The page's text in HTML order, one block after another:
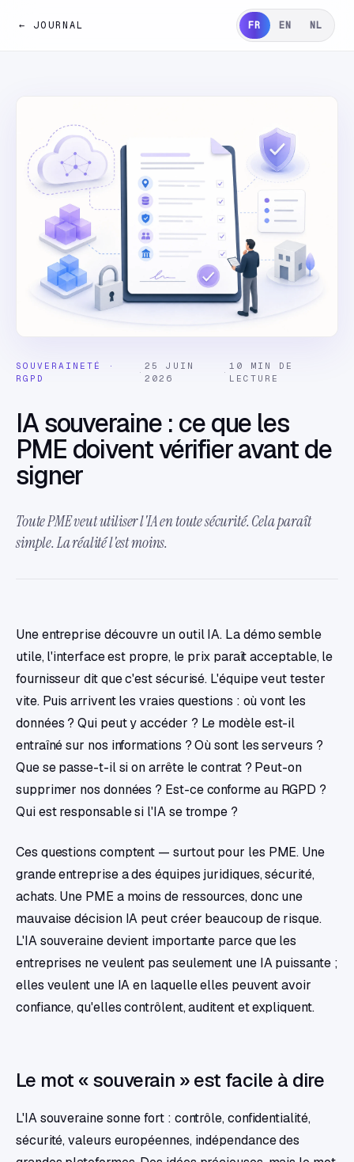
← JOURNAL FR EN NL
SOUVERAINETÉ ·
RGPD
·
25 JUIN
2026
·
10 MIN DE
LECTURE
IA souveraine : ce que les
PME doivent vérifier avant de
signer
Toute PME veut utiliser l'IA en toute sécurité. Cela paraît
simple. La réalité l'est moins.
Une entreprise découvre un outil IA. La démo semble
utile, l'interface est propre, le prix paraît acceptable, le
fournisseur dit que c'est sécurisé. L'équipe veut tester
vite. Puis arrivent les vraies questions : où vont les
données ? Qui peut y accéder ? Le modèle est-il
entraîné sur nos informations ? Où sont les serveurs ?
Que se passe-t-il si on arrête le contrat ? Peut-on
supprimer nos données ? Est-ce conforme au RGPD ?
Qui est responsable si l'IA se trompe ?
Ces questions comptent — surtout pour les PME. Une
grande entreprise a des équipes juridiques, sécurité,
achats. Une PME a moins de ressources, donc une
mauvaise décision IA peut créer beaucoup de risque.
L'IA souveraine devient importante parce que les
entreprises ne veulent pas seulement une IA puissante ;
elles veulent une IA en laquelle elles peuvent avoir
confiance, qu'elles contrôlent, auditent et expliquent.
Le mot « souverain » est facile à dire
L'IA souveraine sonne fort : contrôle, confidentialité,
sécurité, valeurs européennes, indépendance des